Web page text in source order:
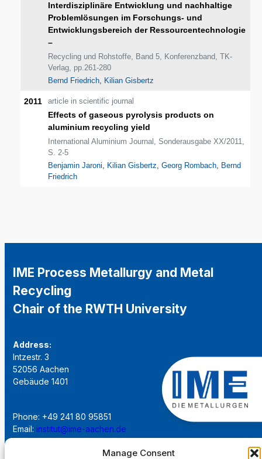
Manage Consent
Interdisziplinäre Entwicklung und nachhaltige
Problemlösungen im Forschungs- und
Entwicklungsbereich der Ressourcentechnologie
–
Recycling und Rohstoffe, Band 5, Konferenzband, TK-
Verlag, pp.261-280
Bernd Friedrich, Kilian Gisbertz
2011 article in scientific journal
Effects of gaseous pyrolysis products on
aluminium recycling yield
International Aluminium Journal, Sonderausgabe XX/2011,
S. 2-5
Benjamin Jaroni, Kilian Gisbertz,Georg Rombach, Bernd
Friedrich
IME Process Metallurgy and Metal
Recycling
Chair of the RWTH University
Address:
Intzestr. 3
52056 Aachen
Gebäude 1401
Phone: +49 241 80 95851
Email: institut@ime-aachen.de
URL:www.metallurgie.rwth-aachen.de